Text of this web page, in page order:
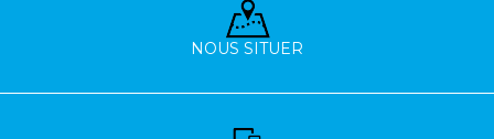
NOUS SITUER